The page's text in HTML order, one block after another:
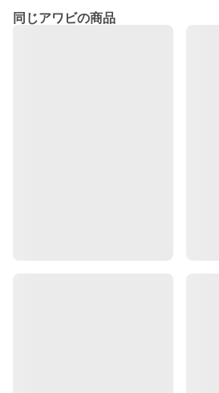
同じアワビの商品